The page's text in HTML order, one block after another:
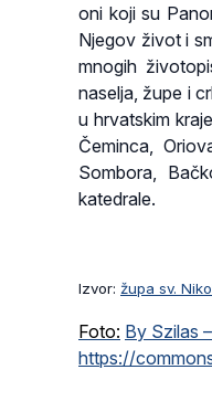
oni koji su
Njegov život i
mnogih
naselja, župe i
u hrvatskim
Čeminca,
Sombora,
katedrale.
Izvor: župa sv.
Foto: By Szilas
https://